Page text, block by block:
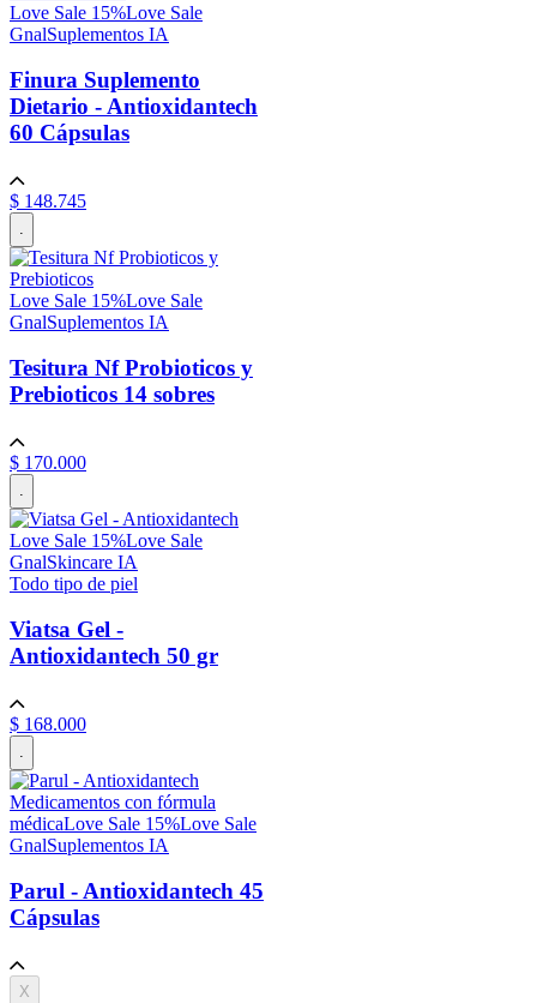
Love Sale 15%Love Sale
GnalSuplementos IA
Finura Suplemento
Dietario - Antioxidantech
60 Cápsulas
$ 148.745
.
Love Sale 15%Love Sale
GnalSuplementos IA
Tesitura Nf Probioticos y
Prebioticos 14 sobres
$ 170.000
.
Love Sale 15%Love Sale
GnalSkincare IA
Todo tipo de piel
Viatsa Gel -
Antioxidantech 50 gr
$ 168.000
.
Medicamentos con fórmula
médicaLove Sale 15%Love Sale
GnalSuplementos IA
Parul - Antioxidantech 45
Cápsulas
X